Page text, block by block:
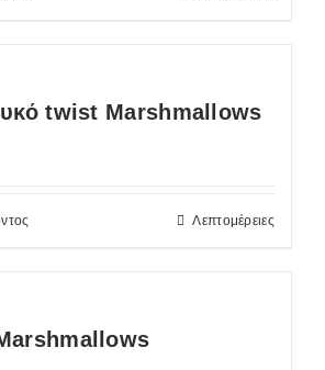
twist Marshmallows
Λεπτομέρειες